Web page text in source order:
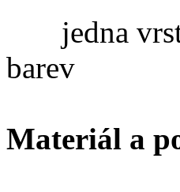
jedna
barev
Materiál a